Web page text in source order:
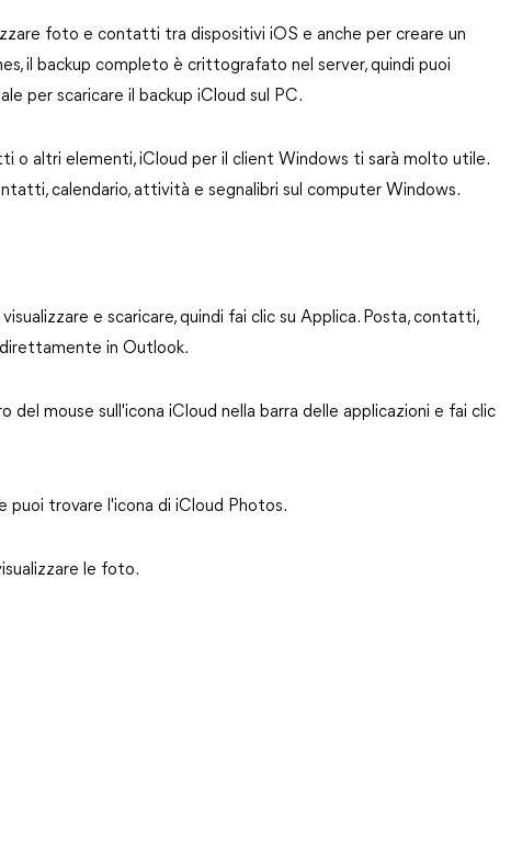
foto e contatti tra dispositivi iOS e anche per creare un
il backup completo è crittografato nel server, quindi puoi
per scaricare il backup iCloud sul PC.
o altri elementi, iCloud per il client Windows ti sarà molto utile.
calendario, attività e segnalibri sul computer Windows.
e scaricare, quindi fai clic su Applica. Posta, contatti,
in Outlook.
del mouse sull'icona iCloud nella barra delle applicazioni e fai clic
puoi trovare l'icona di iCloud Photos.
le foto.